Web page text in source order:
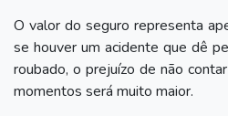
O valor do seguro representa
se houver um acidente que dê
roubado, o prejuízo de não
momentos será muito maior.